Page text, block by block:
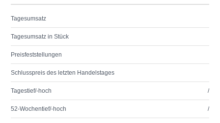
Tagesumsatz
Tagesumsatz in Stück
Preisfeststellungen
Schlusspreis des letzten Handelstages
Tagestief/-hoch /
52-Wochentief/-hoch /